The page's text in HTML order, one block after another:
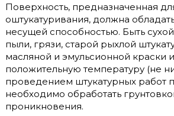
Поверхность, предназначенная
оштукатуривания, должна
несущей способностью. Быть
пыли, грязи, старой рыхлой
масляной и эмульсионной краски
положительную температуру (не
проведением штукатурных работ
необходимо обработать
проникновения.